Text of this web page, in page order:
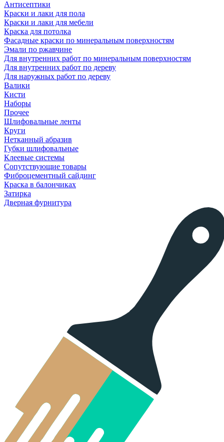
Антисептики
Краски и лаки для пола
Краски и лаки для мебели
Краска для потолка
Фасадные краски по минеральным поверхностям
Эмали по ржавчине
Для внутренних работ по минеральным поверхностям
Для внутренних работ по дереву
Для наружных работ по дереву
Валики
Кисти
Наборы
Прочее
Шлифовальные ленты
Круги
Нетканный абразив
Губки шлифовальные
Клеевые системы
Сопутствующие товары
Фиброцементный сайдинг
Краска в балончиках
Затирка
Дверная фурнитура